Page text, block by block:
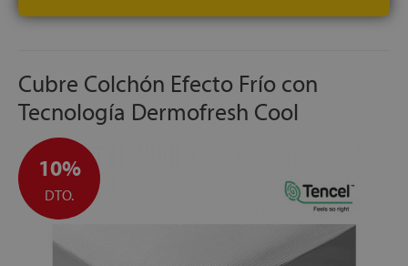
Cubre Colchón Efecto Frío con
Tecnología Dermofresh Cool
10%
DTO.